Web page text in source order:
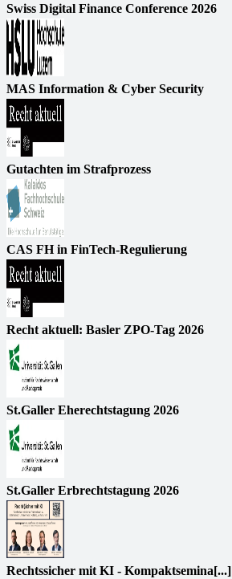
Swiss Digital Finance Conference 2026
MAS Information & Cyber Security
Gutachten im Strafprozess
CAS FH in FinTech-Regulierung
Recht aktuell: Basler ZPO-Tag 2026
St.Galler Eherechtstagung 2026
St.Galler Erbrechtstagung 2026
Rechtssicher mit KI - Kompaktsemina[...]